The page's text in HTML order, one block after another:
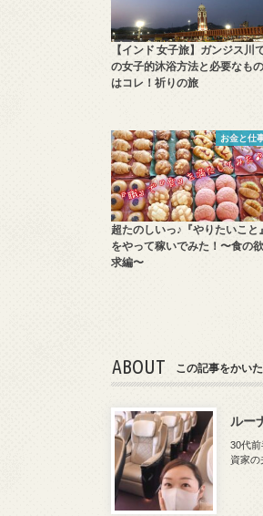
【インド 女子旅】ガンジス川
の女子的沐浴方法と必要なもの
はコレ！祈りの旅
お金と仕
超たのしいっ♪『やりたいこと』
をやって稼いでみた！〜食の欲
求編〜
ABOUT この記事をかい
ルー
30代
資家の